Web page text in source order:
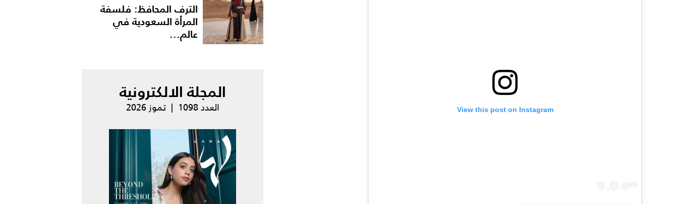
View this post on Instagram
الترف المحافظ: فلسفة
المرأة السعودية في
عالم...
المجلة الالكترونية
العدد 1098 | تموز 2026